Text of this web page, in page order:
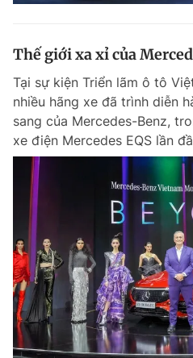
Thế giới xa xỉ của
Tại sự kiện Triển lãm ô tô
nhiều hãng xe đã trình diễn
sang của Mercedes-Benz,
xe điện Mercedes EQS lần